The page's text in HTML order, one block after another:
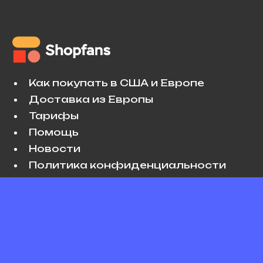
Как покупать в США и Европе
Доставка из Европы
Тарифы
Помощь
Новости
Политика конфиденциальности